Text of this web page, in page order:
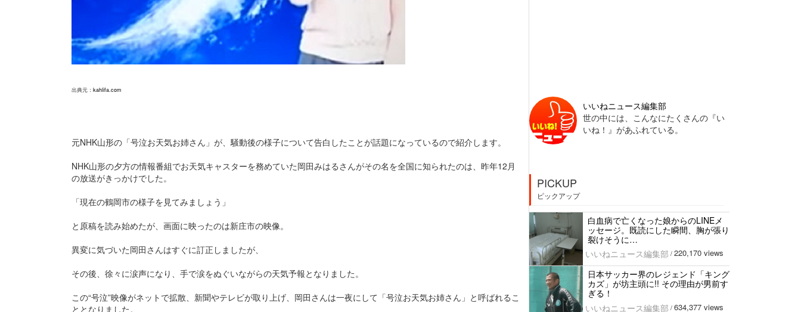
出典元： kahlifa.com
元NHK山形の「号泣お天気お姉さん」が、騒動後の様子について告白したことが話題になっているので紹介します。
NHK山形の夕方の情報番組でお天気キャスターを務めていた岡田みはるさんがその名を全国に知られたのは、昨年12月
の放送がきっかけでした。
「現在の鶴岡市の様子を見てみましょう」
と原稿を読み始めたが、画面に映ったのは新庄市の映像。
異変に気づいた岡田さんはすぐに訂正しましたが、
その後、徐々に涙声になり、手で涙をぬぐいながらの天気予報となりました。
この“号泣”映像がネットで拡散、新聞やテレビが取り上げ、岡田さんは一夜にして「号泣お天気お姉さん」と呼ばれるこ
ととなりました。
いいねニュース編集部
世の中には、こんなにたくさんの『い
いね！』があふれている。
PICKUP
ピックアップ
白血病で亡くなった娘からのLINEメ
ッセージ。既読にした瞬間、胸が張り
裂けそうに…
いいねニュース編集部 / 220,170 views
日本サッカー界のレジェンド「キング
カズ」が坊主頭に!! その理由が男前す
ぎる！
いいねニュース編集部 / 634,377 views